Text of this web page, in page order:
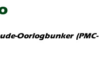
Oorlogbunker (PMC-